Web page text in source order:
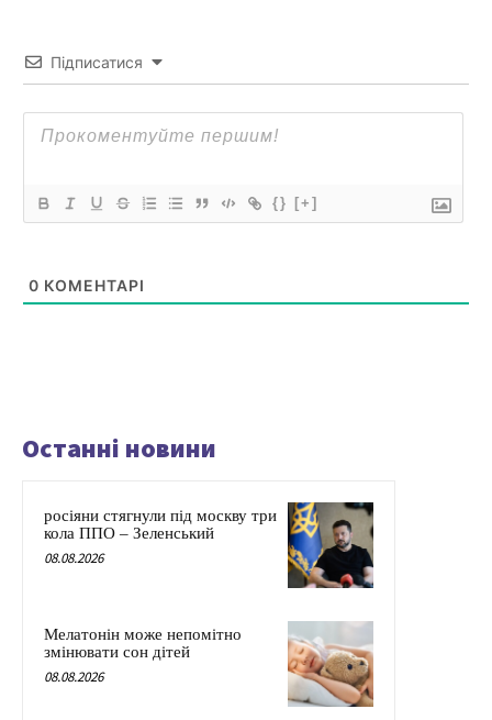
Підписатися
{} [+]
0 КОМЕНТАРІ
Останні новини
росіяни стягнули під москву три
кола ППО – Зеленський
08.08.2026
Мелатонін може непомітно
змінювати сон дітей
08.08.2026